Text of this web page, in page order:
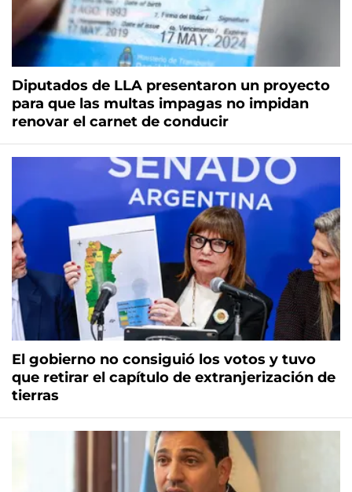
Diputados de LLA presentaron un proyecto
para que las multas impagas no impidan
renovar el carnet de conducir
El gobierno no consiguió los votos y tuvo
que retirar el capítulo de extranjerización de
tierras